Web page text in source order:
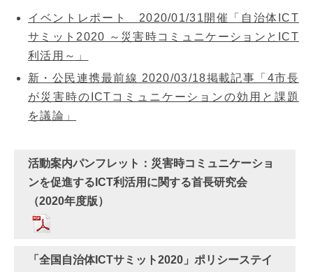
イベントレポート 2020/01/31開催「自治体ICT
サミット2020 ～災害時コミュニケーションとICT
利活用～」
新・公民連携最前線 2020/03/18掲載記事「4市長
が災害時のICTコミュニケーションの効用と課題
を議論」
活動案内パンフレット：災害時コミュニケーショ
ンを促進するICT利活用に関する首長研究会
（2020年度版）
「全国自治体ICTサミット2020」ポリシーステイ